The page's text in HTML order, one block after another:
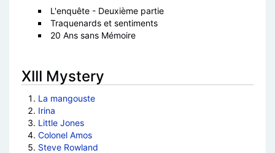
L'enquête - Deuxième partie
Traquenards et sentiments
20 Ans sans Mémoire
XIII Mystery
La mangouste
Irina
Little Jones
Colonel Amos
Steve Rowland